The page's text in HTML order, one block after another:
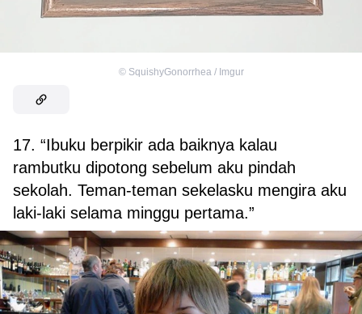
© SquishyGonorrhea / Imgur
17. “Ibuku berpikir ada baiknya kalau
rambutku dipotong sebelum aku pindah
sekolah. Teman-teman sekelasku mengira aku
laki-laki selama minggu pertama.”